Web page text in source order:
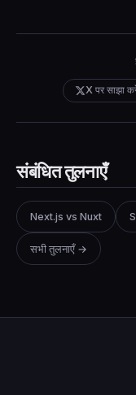
X पर साझा
संबंधित तुलनाएँ
Next.js vs Nuxt
सभी तुलनाएँ →